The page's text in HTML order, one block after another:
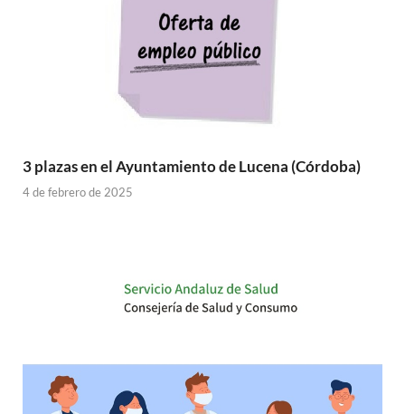
3 plazas en el Ayuntamiento de Lucena (Córdoba)
4 de febrero de 2025